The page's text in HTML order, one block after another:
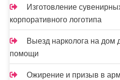
Изготовление
корпоративного логотипа
Выезд нарколога на дом
помощи
Ожирение и призыв в